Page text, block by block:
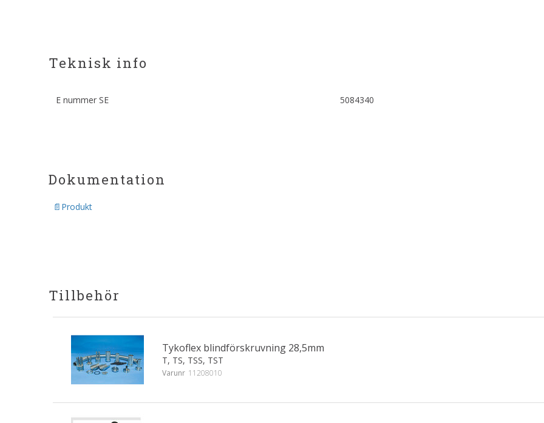
Teknisk info
E nummer SE 5084340
Dokumentation
Produkt
Tillbehör
Tykoflex blindförskruvning 28,5mm
T, TS, TSS, TST
Varunr 11208010